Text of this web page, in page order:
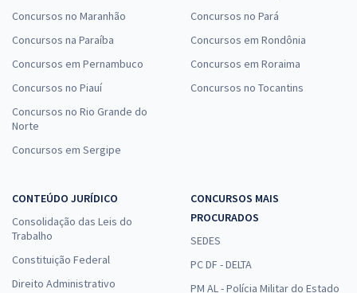
Concursos no Maranhão
Concursos na Paraíba
Concursos em Pernambuco
Concursos no Piauí
Concursos no Rio Grande do
Norte
Concursos em Sergipe
Concursos no Pará
Concursos em Rondônia
Concursos em Roraima
Concursos no Tocantins
CONTEÚDO JURÍDICO
Consolidação das Leis do
Trabalho
Constituição Federal
Direito Administrativo
CONCURSOS MAIS
PROCURADOS
SEDES
PC DF - DELTA
PM AL - Polícia Militar do Estado